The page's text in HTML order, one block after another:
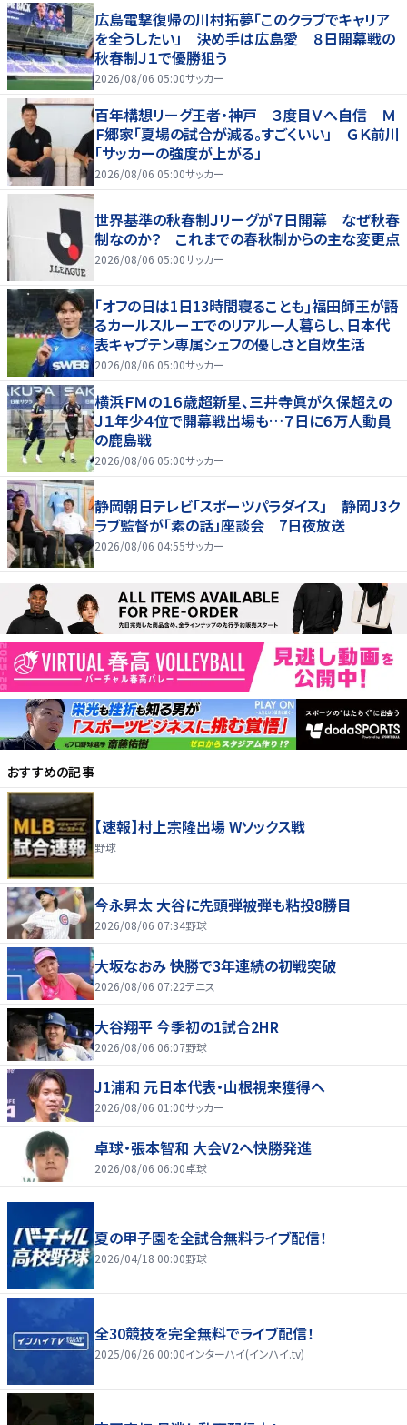
広島電撃復帰の川村拓夢「このクラブでキャリア
を全うしたい」 決め手は広島愛 ８日開幕戦の
秋春制Ｊ１で優勝狙う
2026/08/06 05:00サッカー
百年構想リーグ王者・神戸 ３度目Ｖへ自信 Ｍ
Ｆ郷家「夏場の試合が減る。すごくいい」 ＧＫ前川
「サッカーの強度が上がる」
2026/08/06 05:00サッカー
世界基準の秋春制Ｊリーグが７日開幕 なぜ秋春
制なのか？ これまでの春秋制からの主な変更点
2026/08/06 05:00サッカー
｢オフの日は1日13時間寝ることも｣福田師王が語
るカールスルーエでのリアル一人暮らし、日本代
表キャプテン専属シェフの優しさと自炊生活
2026/08/06 05:00サッカー
横浜ＦＭの１６歳超新星、三井寺眞が久保超えの
Ｊ１年少４位で開幕戦出場も…７日に６万人動員
の鹿島戦
2026/08/06 05:00サッカー
静岡朝日テレビ「スポーツパラダイス」 静岡J3ク
ラブ監督が「素の話」座談会 7日夜放送
2026/08/06 04:55サッカー
おすすめの記事
【速報】村上宗隆出場 Wソックス戦
野球
今永昇太 大谷に先頭弾被弾も粘投8勝目
2026/08/06 07:34野球
大坂なおみ 快勝で3年連続の初戦突破
2026/08/06 07:22テニス
大谷翔平 今季初の1試合2HR
2026/08/06 06:07野球
J1浦和 元日本代表・山根視来獲得へ
2026/08/06 01:00サッカー
卓球・張本智和 大会V2へ快勝発進
2026/08/06 06:00卓球
夏の甲子園を全試合無料ライブ配信！
2026/04/18 00:00野球
全30競技を完全無料でライブ配信！
2025/06/26 00:00インターハイ(インハイ.tv)